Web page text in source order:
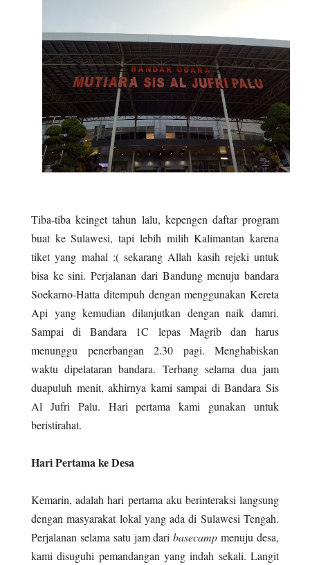
Tiba-tiba keinget tahun lalu, kepengen daftar program
buat ke Sulawesi, tapi lebih milih Kalimantan karena
tiket yang mahal :( sekarang Allah kasih rejeki untuk
bisa ke sini. Perjalanan dari Bandung menuju bandara
Soekarno-Hatta ditempuh dengan menggunakan Kereta
Api yang kemudian dilanjutkan dengan naik damri.
Sampai di Bandara 1C lepas Magrib dan harus
menunggu penerbangan 2.30 pagi. Menghabiskan
waktu dipelataran bandara. Terbang selama dua jam
duapuluh menit, akhirnya kami sampai di Bandara Sis
Al Jufri Palu. Hari pertama kami gunakan untuk
beristirahat.
Hari Pertama ke Desa
Kemarin, adalah hari pertama aku berinteraksi langsung
dengan masyarakat lokal yang ada di Sulawesi Tengah.
Perjalanan selama satu jam daribasecamp menuju desa,
kami disuguhi pemandangan yang indah sekali. Langit